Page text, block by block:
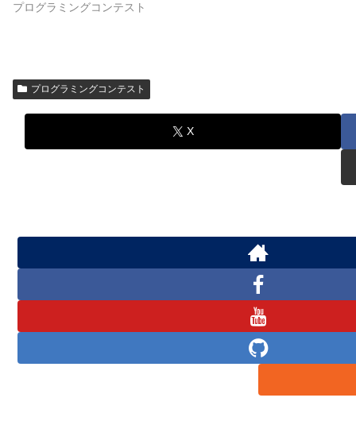
プログラミングコンテスト
プログラミングコンテスト
X